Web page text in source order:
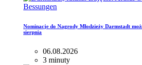
Bessungen
Nominacje do Nagrody Młodzieży Darmstadt
sierpnia
06.08.2026
3 minuty